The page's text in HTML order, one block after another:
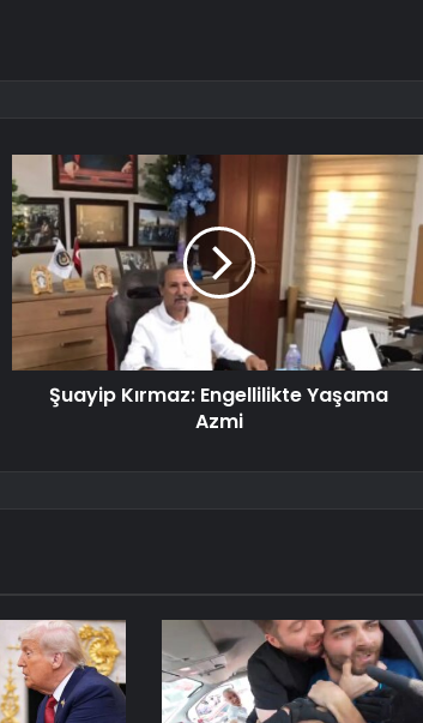
Şuayip Kırmaz: Engellilikte Yaşama
Azmi